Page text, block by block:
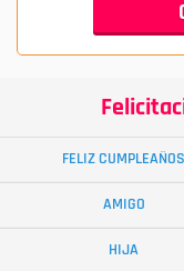
FELIZ CUMPLEAÑOS
AMIGO
HIJA